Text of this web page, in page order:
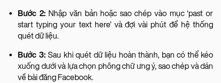
Bước 2: Nhập văn bản hoặc sao chép vào mục ‘past or
start typing your text here’ và đợi vài phút để hệ thống
quét dữ liệu.
Bước 3: Sau khi quét dữ liệu hoàn thành, bạn có thể kéo
xuống dưới và lựa chọn phông chữ ưng ý, sao chép và dán
về bài đăng Facebook.